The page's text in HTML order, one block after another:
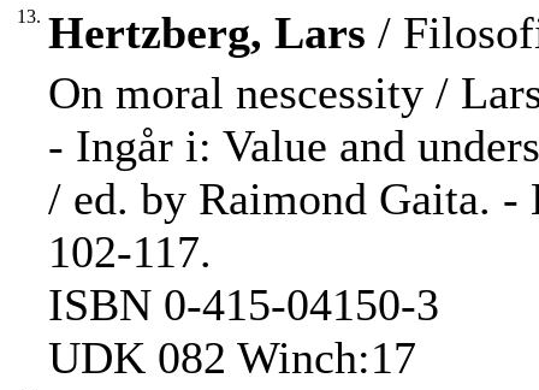
13. Hertzberg, Lars /
On moral nescessity /
- Ingår i: Value and
/ ed. by Raimond Gaita. -
102-117.
ISBN 0-415-04150-3
UDK 082 Winch:17